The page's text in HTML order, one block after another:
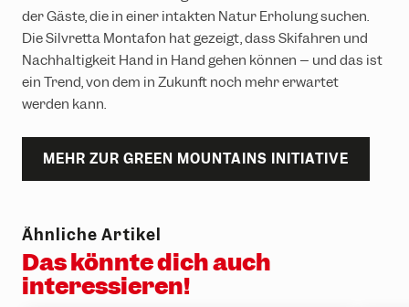
der Gäste, die in einer intakten Natur Erholung suchen.
Die Silvretta Montafon hat gezeigt, dass Skifahren und
Nachhaltigkeit Hand in Hand gehen können – und das ist
ein Trend, von dem in Zukunft noch mehr erwartet
werden kann.
MEHR ZUR GREEN MOUNTAINS INITIATIVE
Ähnliche Artikel
Das könnte dich auch
interessieren!